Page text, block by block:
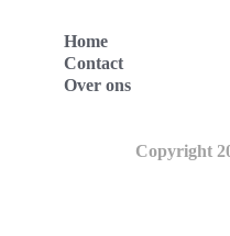
Home
Contact
Over ons
Copyright